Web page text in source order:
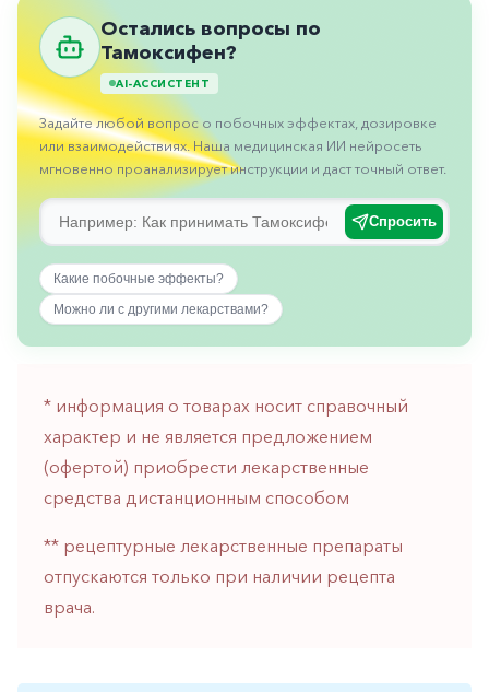
Противоподагрические
Противорвотные
Противоэпилептические
Прочее
Пульмонология
Сосудистые
Тромбозы
Урология
нос
Хирургия
железа
Остались вопросы по
Тамоксифен?
AI-АССИСТЕНТ
Задайте любой вопрос о побочных эффектах, дозировке
или взаимодействиях. Наша медицинская ИИ нейросеть
мгновенно проанализирует инструкции и даст точный ответ.
Спросить
Какие побочные эффекты?
Можно ли с другими лекарствами?
* информация о товарах носит справочный
характер и не является предложением
(офертой) приобрести лекарственные
средства дистанционным способом
** рецептурные лекарственные препараты
отпускаются только при наличии рецепта
врача.